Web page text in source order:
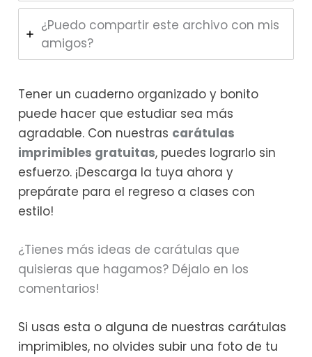
¿Puedo compartir este archivo con mis
amigos?
Tener un cuaderno organizado y bonito
puede hacer que estudiar sea más
agradable. Con nuestras carátulas
imprimibles gratuitas, puedes lograrlo sin
esfuerzo. ¡Descarga la tuya ahora y
prepárate para el regreso a clases con
estilo!
¿Tienes más ideas de carátulas que
quisieras que hagamos? Déjalo en los
comentarios!
Si usas esta o alguna de nuestras carátulas
imprimibles, no olvides subir una foto de tu